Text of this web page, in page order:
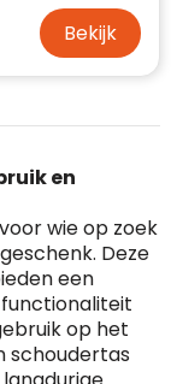
Bekijk
en
wie op zoek
Deze
een
op het
schoudertas